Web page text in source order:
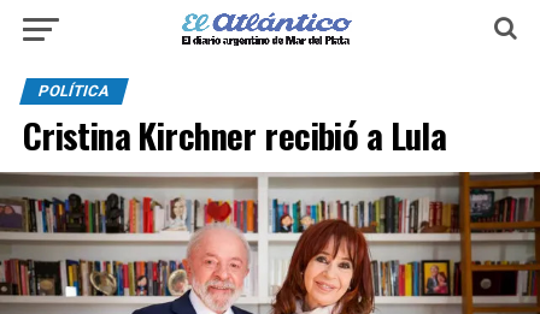
POLÍTICA
Cristina Kirchner recibió a Lula